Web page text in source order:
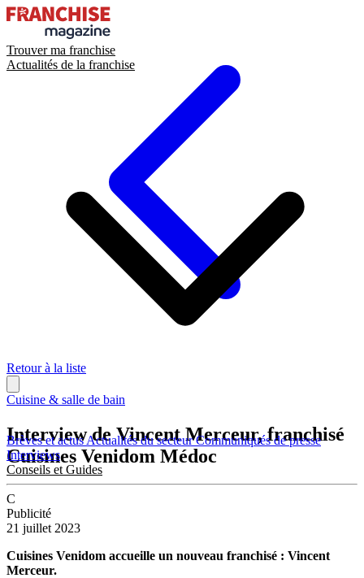
Trouver ma franchise
Actualités de la franchise
Brèves et actusActualités du secteurCommuniqués de presse
Interviews
Conseils et Guides
Retour à la liste
Cuisine & salle de bain
Interview de Vincent Merceur, franchisé
Cuisines Venidom Médoc
C
Publicité
21 juillet 2023
Cuisines Venidom accueille un nouveau franchisé : Vincent
Merceur.